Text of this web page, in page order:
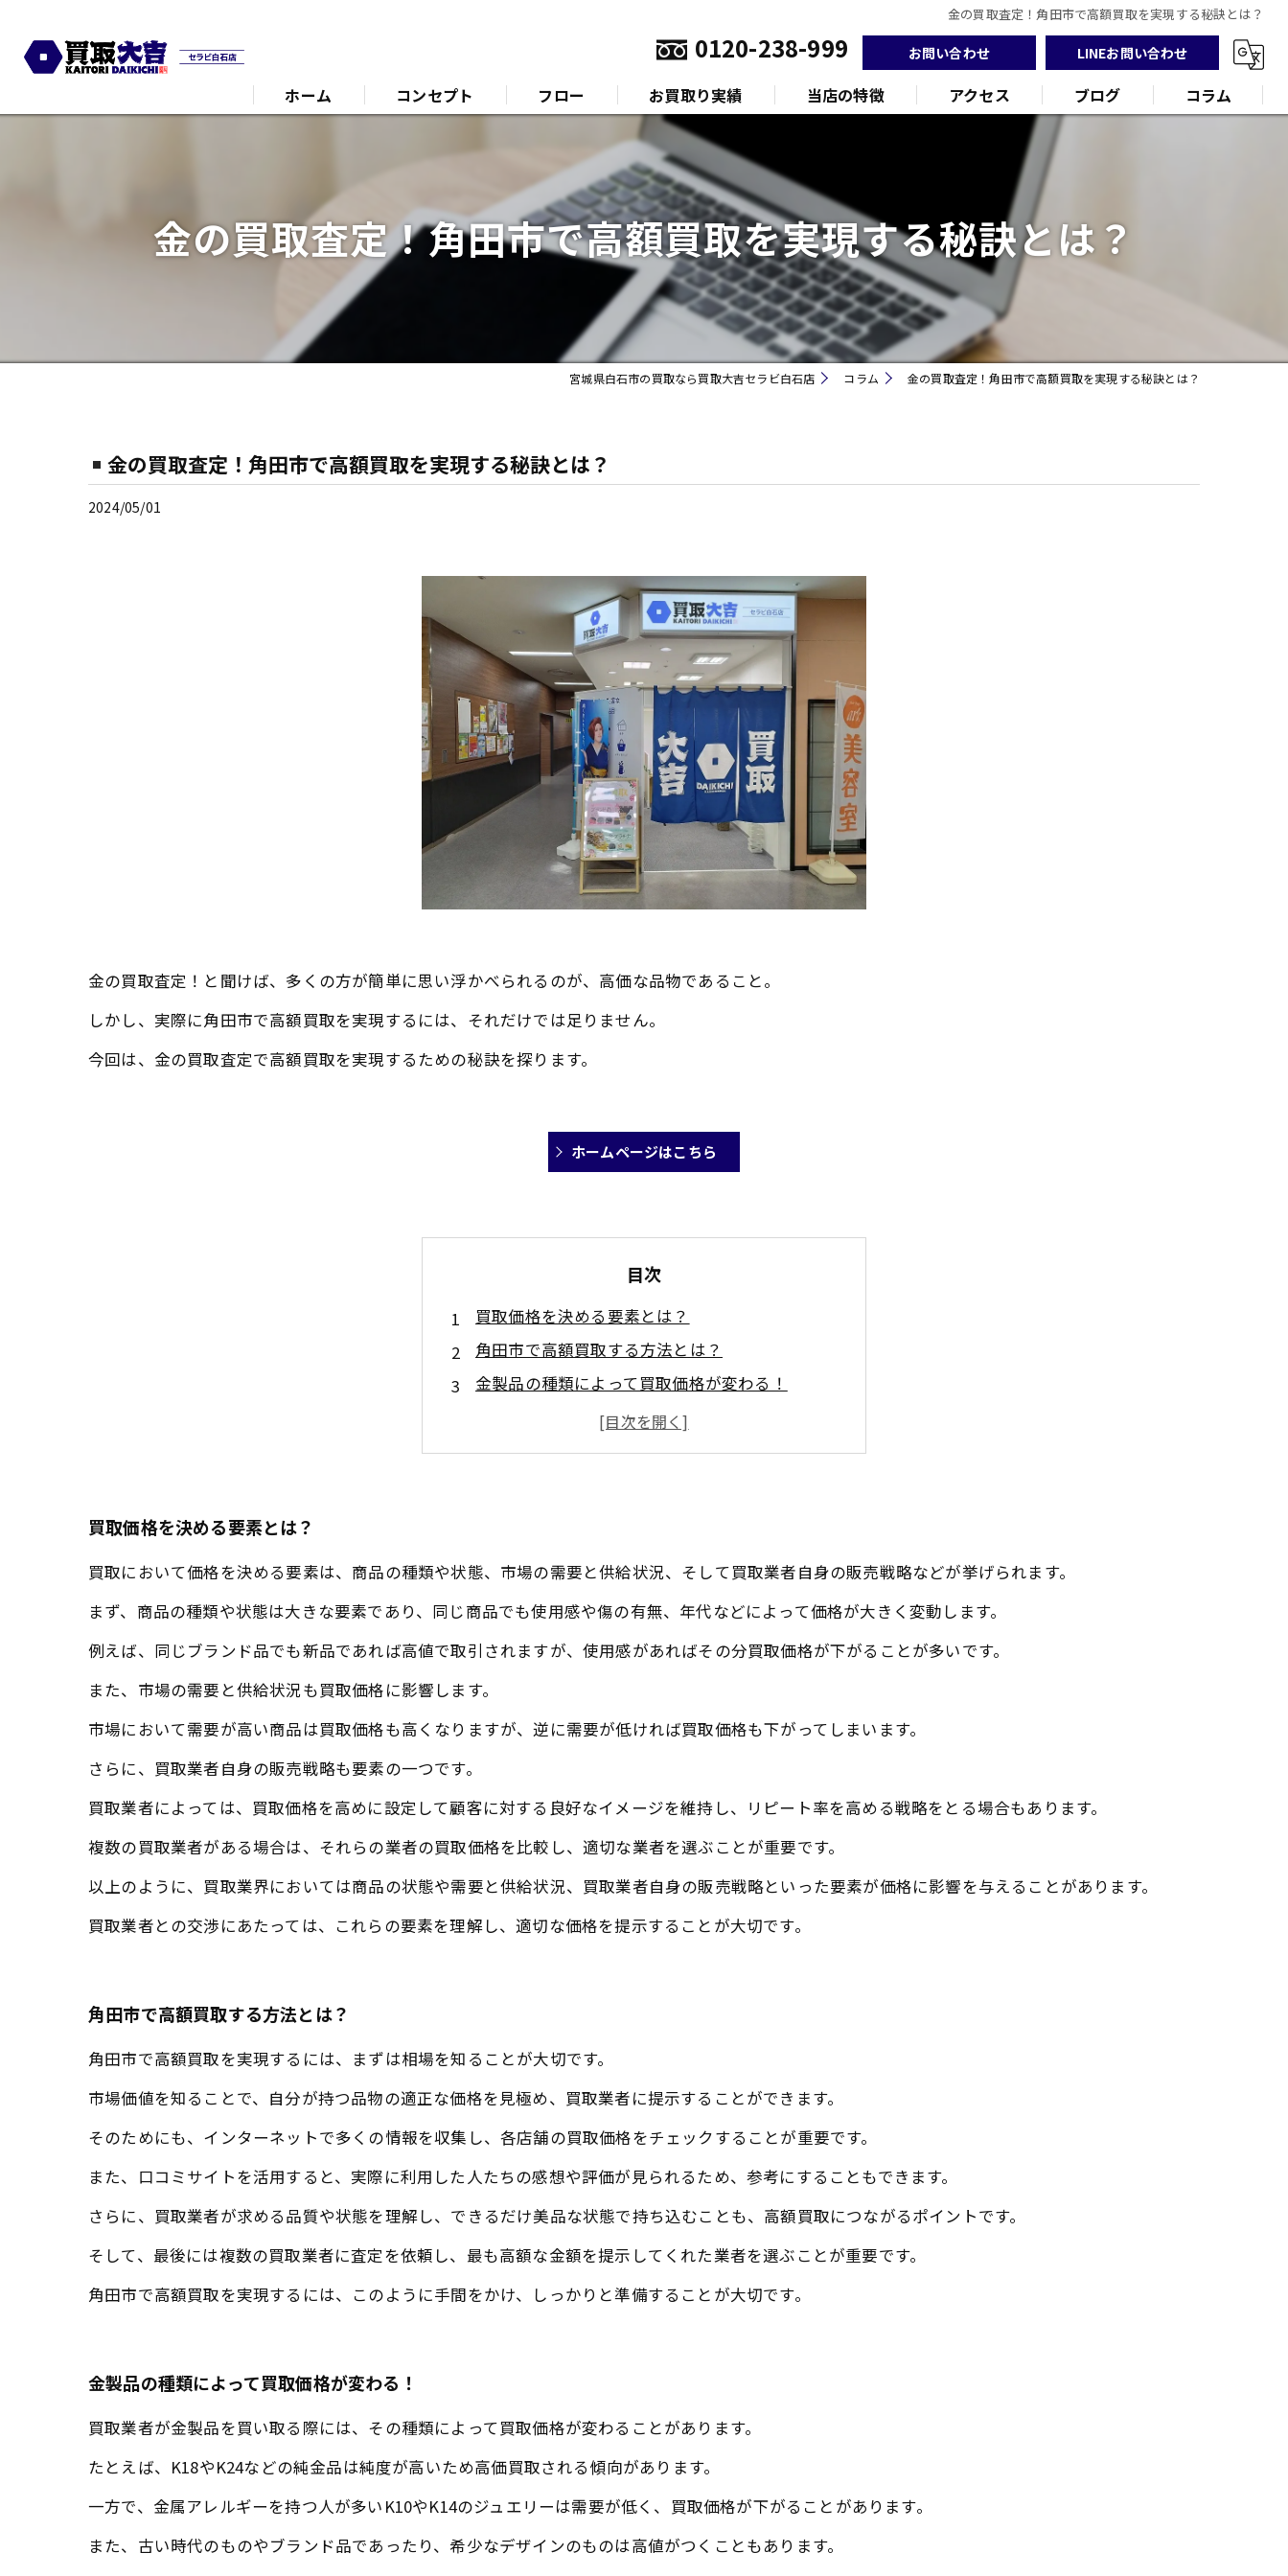
金の買取査定！角田市で高額買取を実現する秘訣とは？
0120-238-999 お問い合わせ LINEお問い合わせ
ホーム コンセプト フロー お買取り実績 当店の特徴
プラチナ
ダイヤモンド
ブランド品
時計
アクセス ブログ コラム
金の買取査定！角田市で高額買取を実現する秘訣とは？
宮城県白石市の買取なら買取大吉セラビ白石店 コラム 金の買取査定！角田市で高額買取を実現する秘訣とは？
金の買取査定！角田市で高額買取を実現する秘訣とは？
2024/05/01
金の買取査定！と聞けば、多くの方が簡単に思い浮かべられるのが、高価な品物であること。
しかし、実際に角田市で高額買取を実現するには、それだけでは足りません。
今回は、金の買取査定で高額買取を実現するための秘訣を探ります。
ホームページはこちら
目次
買取価格を決める要素とは？
角田市で高額買取する方法とは？
金製品の種類によって買取価格が変わる！
買取専門店ならではの高度な査定技術
角田市で安心して金の買取を依頼する方法
買取価格を決める要素とは？
買取において価格を決める要素は、商品の種類や状態、市場の需要と供給状況、そして買取業者自身の販売戦略などが挙げられます。
まず、商品の種類や状態は大きな要素であり、同じ商品でも使用感や傷の有無、年代などによって価格が大きく変動します。
例えば、同じブランド品でも新品であれば高値で取引されますが、使用感があればその分買取価格が下がることが多いです。
また、市場の需要と供給状況も買取価格に影響します。
市場において需要が高い商品は買取価格も高くなりますが、逆に需要が低ければ買取価格も下がってしまいます。
さらに、買取業者自身の販売戦略も要素の一つです。
買取業者によっては、買取価格を高めに設定して顧客に対する良好なイメージを維持し、リピート率を高める戦略をとる場合もあります。
複数の買取業者がある場合は、それらの業者の買取価格を比較し、適切な業者を選ぶことが重要です。
以上のように、買取業界においては商品の状態や需要と供給状況、買取業者自身の販売戦略といった要素が価格に影響を与えることがあります。
買取業者との交渉にあたっては、これらの要素を理解し、適切な価格を提示することが大切です。
角田市で高額買取する方法とは？
角田市で高額買取を実現するには、まずは相場を知ることが大切です。
市場価値を知ることで、自分が持つ品物の適正な価格を見極め、買取業者に提示することができます。
そのためにも、インターネットで多くの情報を収集し、各店舗の買取価格をチェックすることが重要です。
また、口コミサイトを活用すると、実際に利用した人たちの感想や評価が見られるため、参考にすることもできます。
さらに、買取業者が求める品質や状態を理解し、できるだけ美品な状態で持ち込むことも、高額買取につながるポイントです。
そして、最後には複数の買取業者に査定を依頼し、最も高額な金額を提示してくれた業者を選ぶことが重要です。
角田市で高額買取を実現するには、このように手間をかけ、しっかりと準備することが大切です。
金製品の種類によって買取価格が変わる！
買取業者が金製品を買い取る際には、その種類によって買取価格が変わることがあります。
たとえば、K18やK24などの純金品は純度が高いため高価買取される傾向があります。
一方で、金属アレルギーを持つ人が多いK10やK14のジュエリーは需要が低く、買取価格が下がることがあります。
また、古い時代のものやブランド品であったり、希少なデザインのものは高値がつくこともあります。